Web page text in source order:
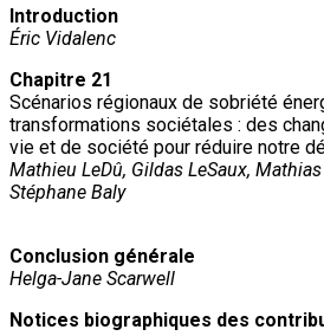
Introduction
Éric Vidalenc
Chapitre 21
Scénarios régionaux de sobriété
transformations sociétales : des
vie et de société pour réduire notre
Mathieu LeDû, Gildas LeSaux,
Stéphane Baly
Conclusion générale
Helga-Jane Scarwell
Notices biographiques des